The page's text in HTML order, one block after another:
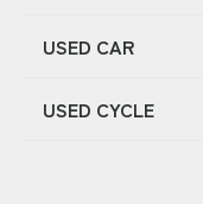
USED CAR
USED CYCLE